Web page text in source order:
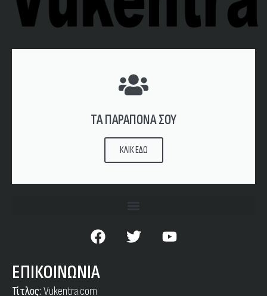
ΤΑ ΠΑΡΑΠΟΝΑ ΣΟΥ
ΚΛΙΚ ΕΔΩ
ΕΠΙΚΟΙΝΩΝΙΑ
Τίτλος: Vukentra.com